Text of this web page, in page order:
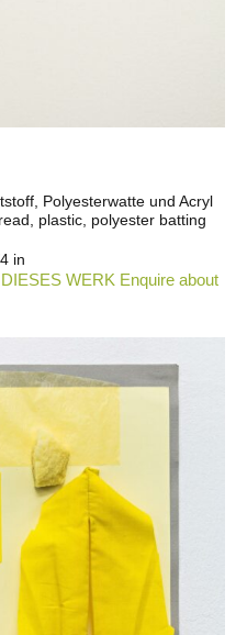
Polyesterwatte und Acryl
plastic, polyester batting
in
WERK Enquire about